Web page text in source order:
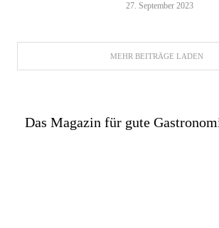
27. September 2023
MEHR BEITRÄGE LADEN
Das Magazin für gute